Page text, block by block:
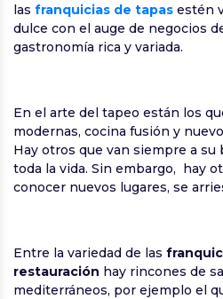
las franquicias de tapas estén
dulce con el auge de negocios
gastronomía rica y variada.
En el arte del tapeo están los
modernas, cocina fusión y
Hay otros que van siempre a su
toda la vida. Sin embargo, hay
conocer nuevos lugares, se
Entre la variedad de las
restauración hay rincones de
mediterráneos, por ejemplo el